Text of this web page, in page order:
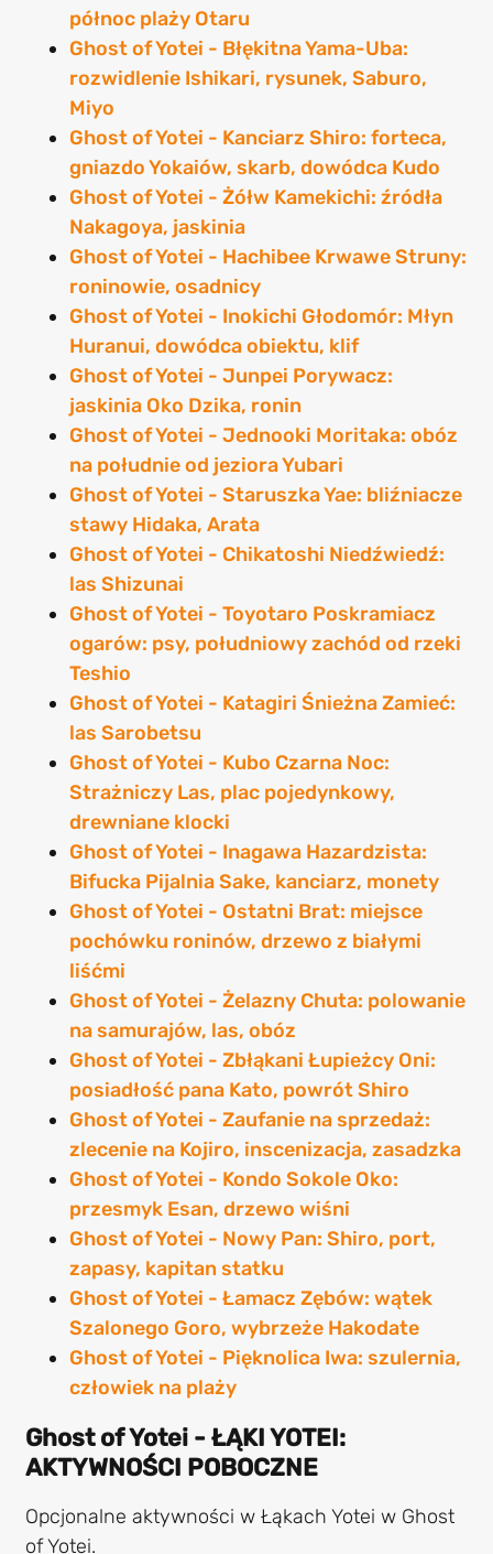
północ plaży Otaru
Ghost of Yotei - Błękitna Yama-Uba:
rozwidlenie Ishikari, rysunek, Saburo,
Miyo
Ghost of Yotei - Kanciarz Shiro: forteca,
gniazdo Yokaiów, skarb, dowódca Kudo
Ghost of Yotei - Żółw Kamekichi: źródła
Nakagoya, jaskinia
Ghost of Yotei - Hachibee Krwawe Struny:
roninowie, osadnicy
Ghost of Yotei - Inokichi Głodomór: Młyn
Huranui, dowódca obiektu, klif
Ghost of Yotei - Junpei Porywacz:
jaskinia Oko Dzika, ronin
Ghost of Yotei - Jednooki Moritaka: obóz
na południe od jeziora Yubari
Ghost of Yotei - Staruszka Yae: bliźniacze
stawy Hidaka, Arata
Ghost of Yotei - Chikatoshi Niedźwiedź:
las Shizunai
Ghost of Yotei - Toyotaro Poskramiacz
ogarów: psy, południowy zachód od rzeki
Teshio
Ghost of Yotei - Katagiri Śnieżna Zamieć:
las Sarobetsu
Ghost of Yotei - Kubo Czarna Noc:
Strażniczy Las, plac pojedynkowy,
drewniane klocki
Ghost of Yotei - Inagawa Hazardzista:
Bifucka Pijalnia Sake, kanciarz, monety
Ghost of Yotei - Ostatni Brat: miejsce
pochówku roninów, drzewo z białymi
liśćmi
Ghost of Yotei - Żelazny Chuta: polowanie
na samurajów, las, obóz
Ghost of Yotei - Zbłąkani Łupieżcy Oni:
posiadłość pana Kato, powrót Shiro
Ghost of Yotei - Zaufanie na sprzedaż:
zlecenie na Kojiro, inscenizacja, zasadzka
Ghost of Yotei - Kondo Sokole Oko:
przesmyk Esan, drzewo wiśni
Ghost of Yotei - Nowy Pan: Shiro, port,
zapasy, kapitan statku
Ghost of Yotei - Łamacz Zębów: wątek
Szalonego Goro, wybrzeże Hakodate
Ghost of Yotei - Pięknolica Iwa: szulernia,
człowiek na plaży
Ghost of Yotei - ŁĄKI YOTEI:
AKTYWNOŚCI POBOCZNE
Opcjonalne aktywności w Łąkach Yotei w Ghost
of Yotei.